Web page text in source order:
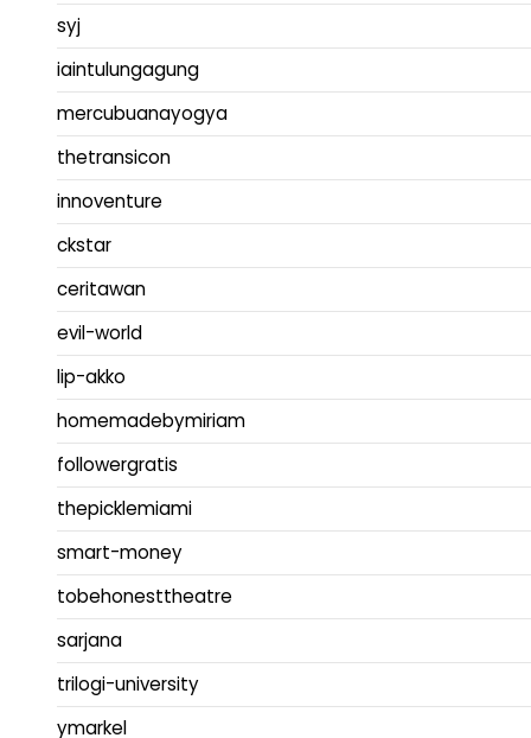
syj
iaintulungagung
mercubuanayogya
thetransicon
innoventure
ckstar
ceritawan
evil-world
lip-akko
homemadebymiriam
followergratis
thepicklemiami
smart-money
tobehonesttheatre
sarjana
trilogi-university
ymarkel